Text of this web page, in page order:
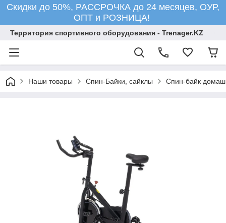
Скидки до 50%, РАССРОЧКА до 24 месяцев, ОУР,
ОПТ и РОЗНИЦА!
Территория спортивного оборудования - Trenager.KZ
Наши товары Спин-Байки, сайклы Спин-байк